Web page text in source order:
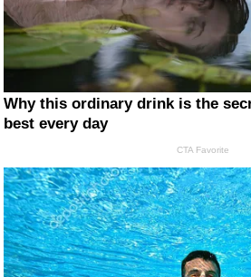
Why this ordinary drink is the
best every day
CTA Favorite